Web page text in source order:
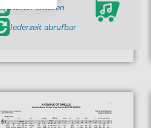
Noten drucken
Jederzeit abrufbar